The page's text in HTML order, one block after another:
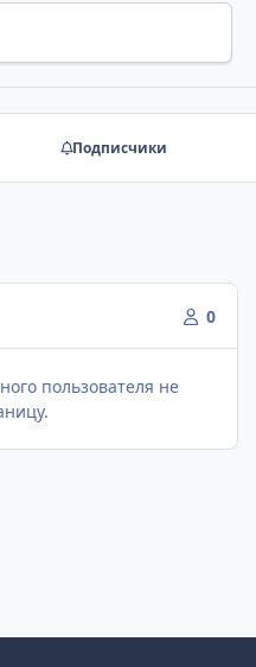
Подписчики
0
пользователя не